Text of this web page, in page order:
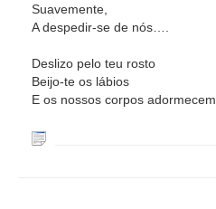
Suavemente,
A despedir-se de nós….
Deslizo pelo teu rosto
Beijo-te os lábios
E os nossos corpos adormecem.